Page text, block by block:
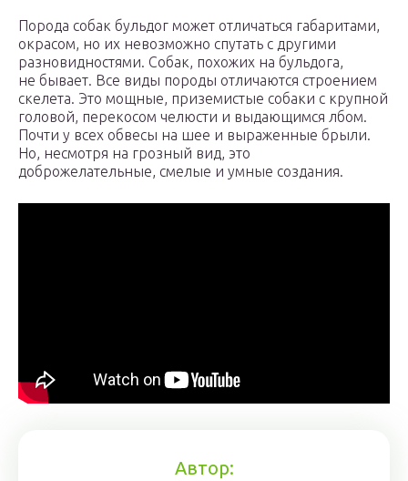
Порода собак бульдог может отличаться габаритами,
окрасом, но их невозможно спутать с другими
разновидностями. Собак, похожих на бульдога,
не бывает. Все виды породы отличаются строением
скелета. Это мощные, приземистые собаки с крупной
головой, перекосом челюсти и выдающимся лбом.
Почти у всех обвесы на шее и выраженные брыли.
Но, несмотря на грозный вид, это
доброжелательные, смелые и умные создания.
Автор: